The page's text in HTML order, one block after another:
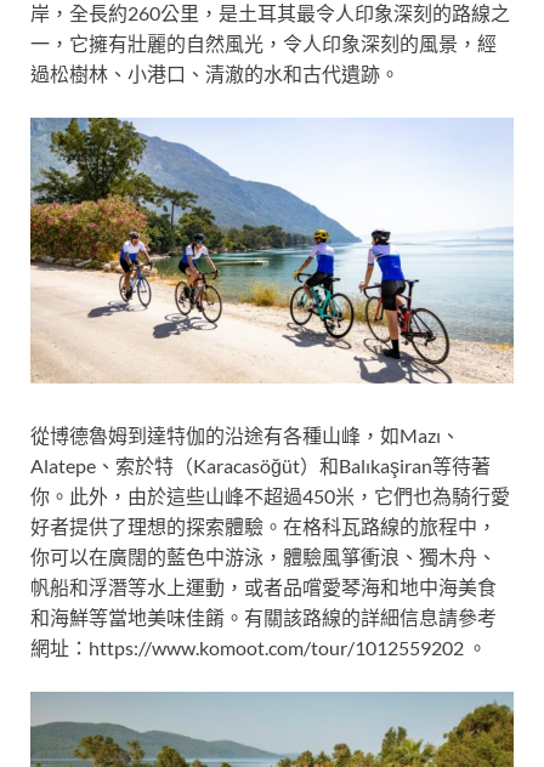
岸，全長約260公里，是土耳其最令人印象深刻的路線之
一，它擁有壯麗的自然風光，令人印象深刻的風景，經
過松樹林、小港口、清澈的水和古代遺跡。
從博德魯姆到達特伽的沿途有各種山峰，如Mazı、
Alatepe、索於特（Karacasöğüt）和Balıkaşiran等待著
你。此外，由於這些山峰不超過450米，它們也為騎行愛
好者提供了理想的探索體驗。在格科瓦路線的旅程中，
你可以在廣闊的藍色中游泳，體驗風箏衝浪、獨木舟、
帆船和浮潛等水上運動，或者品嚐愛琴海和地中海美食
和海鮮等當地美味佳餚。有關該路線的詳細信息請參考
網址：https://www.komoot.com/tour/1012559202 。